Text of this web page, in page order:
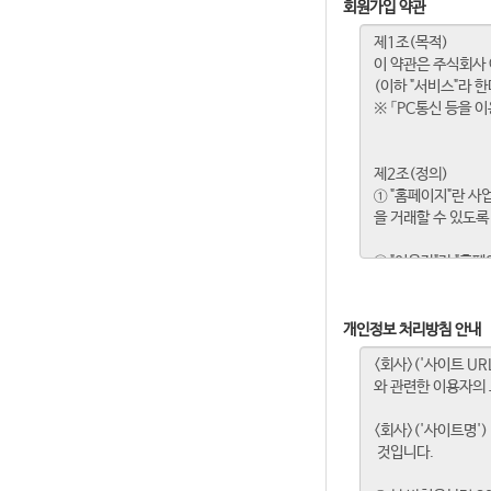
회원가입 약관
개인정보 처리방침 안내